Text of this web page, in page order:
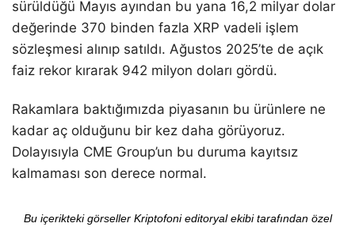
sürüldüğü Mayıs ayından bu yana 16,2 milyar dolar
değerinde 370 binden fazla XRP vadeli işlem
sözleşmesi alınıp satıldı. Ağustos 2025’te de açık
faiz rekor kırarak 942 milyon doları gördü.
Rakamlara baktığımızda piyasanın bu ürünlere ne
kadar aç olduğunu bir kez daha görüyoruz.
Dolayısıyla CME Group’un bu duruma kayıtsız
kalmaması son derece normal.
Bu içerikteki görseller Kriptofoni editoryal ekibi tarafından özel